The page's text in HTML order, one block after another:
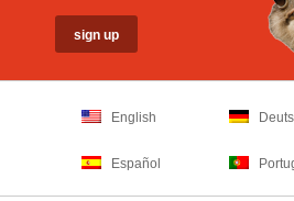
English
Español